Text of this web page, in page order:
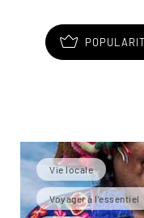
Vie locale
Voyager à l’essentiel